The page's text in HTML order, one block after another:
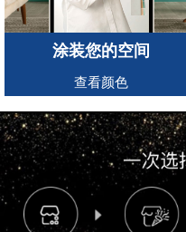
涂装您的空间
查看颜色